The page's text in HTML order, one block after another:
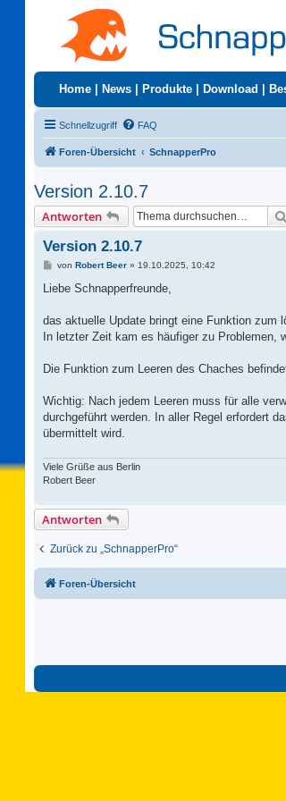
Home News Produkte Download
Schnellzugriff FAQ
Foren-Übersicht SchnapperPro
Version 2.10.7
Antworten
Version 2.10.7
B
i
a
von Robert Beer» 19.10.2025, 10:42
Liebe Schnapperfreunde,
das aktuelle Update bringt eine Funktion zum
In letzter Zeit kam es häufiger zu Problemen,
Die Funktion zum Leeren des Chaches
Wichtig: Nach jedem Leeren muss für alle
durchgeführt werden. In aller Regel erfordert
übermittelt wird.
Viele Grüße aus Berlin
Robert Beer
Antworten
Zurück zu „SchnapperPro“
Foren-Übersicht